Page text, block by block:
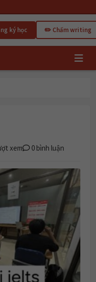
ký học ✏️ Chấm writing
xem 0 bình luận